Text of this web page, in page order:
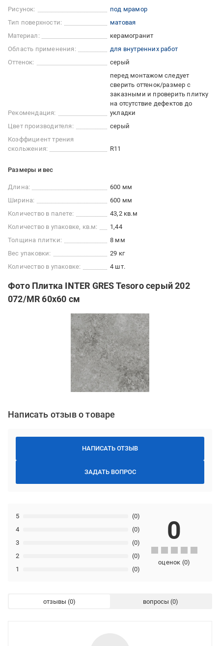
Рисунок:
под мрамор
Тип поверхности:
матовая
Материал:
керамогранит
Область применения:
для внутренних работ
Оттенок:
серый
Рекомендация:
перед монтажом следует
сверить оттенок/размер с
заказными и проверить плитку
на отсутствие дефектов до
укладки
Цвет производителя:
серый
Коэффициент трения
скольжения:
R11
Размеры и вес
Длина:
600 мм
Ширина:
600 мм
Количество в палете:
43,2 кв.м
Количество в упаковке, кв.м:
1,44
Толщина плитки:
8 мм
Вес упаковки:
29 кг
Количество в упаковке:
4 шт.
Фото Плитка INTER GRES Tesoro серый 202
072/MR 60x60 см
Написать отзыв о товаре
НАПИСАТЬ ОТЗЫВ
ЗАДАТЬ ВОПРОС
1 (0)
2 (0)
3 (0)
4 (0)
5 (0)
0
оценок (0)
отзывы вопросы